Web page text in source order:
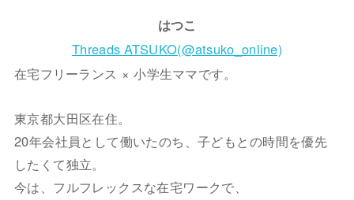
はつこ
Threads ATSUKO(@atsuko_online)
在宅フリーランス × 小学生ママです。
東京都大田区在住。
20年会社員として働いたのち、子どもとの時間を優先
したくて独立。
今は、フルフレックスな在宅ワークで、